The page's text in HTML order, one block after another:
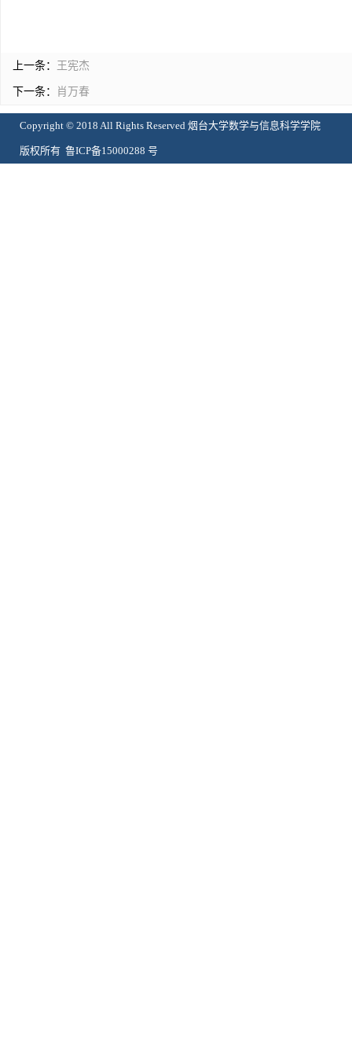
上一条： 王宪杰
下一条： 肖万春
Copyright © 2018 All Rights Reserved 烟台大学数学与信息科学学院
版权所有 鲁ICP备15000288 号